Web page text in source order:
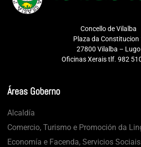
Concello de Vilalba
Plaza da Constitucion
27800 Vilalba – Lugo
Oficinas Xerais tlf. 982
Áreas Goberno
Alcaldía
Comercio, Turismo e Promoción da
Economía e Facenda, Servicios